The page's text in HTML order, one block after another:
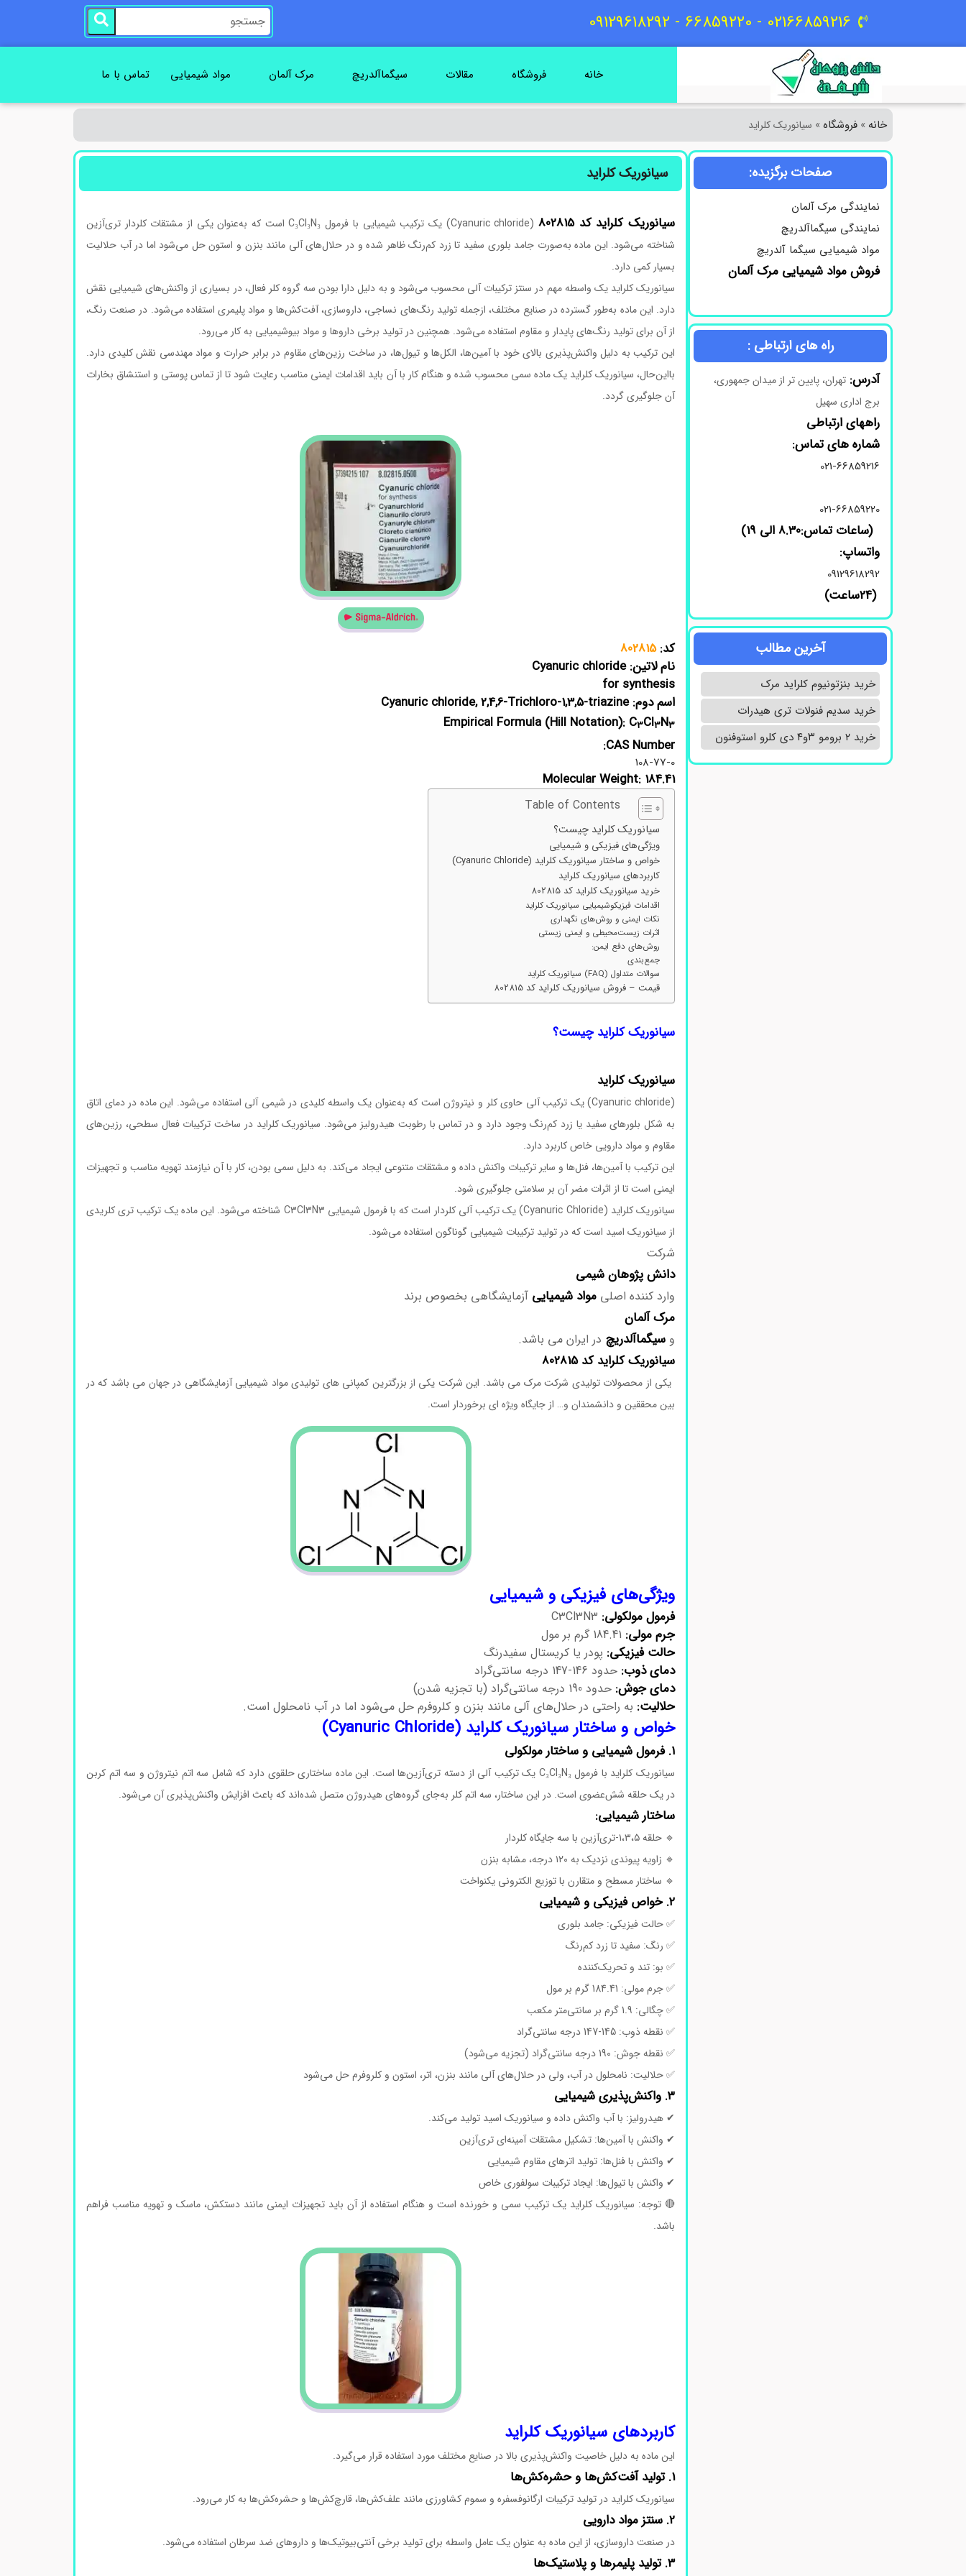
02166859216 - 66859220 - 09129618292
خانه فروشگاه مقالات سیگماآلدریچ مرک آلمان مواد شیمیایی تماس با ما
خانه » فروشگاه» سیانوریک کلراید
صفحات برگزیده:
نمایندگی مرک آلمان
نمایندگی سیگماآلدریچ
مواد شیمیایی سیگما آلدریچ
فروش مواد شیمیایی مرک آلمان
راه های ارتباطی :
آدرس: تهران، پایین تر از میدان جمهوری،
برج اداری سهیل
راههای ارتباطی
شماره های تماس:
021-66859216
021-66859220
(ساعات تماس:8.30 الی 19)
واتساپ:
09129618292
(24ساعت)
آخرین مطالب
خرید بنزتونیوم کلراید مرک
خرید سدیم فنولات تری هیدرات
خرید ۲ برومو ۳و۴ دی‌ کلرو استوفنون
سیانوریک کلراید
سیانوریک کلراید کد 802815
(Cyanuric chloride) یک ترکیب شیمیایی با فرمول C₃Cl₃N₃ است که به‌عنوان یکی از مشتقات کلردار تری‌آزین
شناخته می‌شود. این ماده به‌صورت جامد بلوری سفید تا زرد کم‌رنگ ظاهر شده و در حلال‌های آلی مانند بنزن و استون حل می‌شود اما در آب حلالیت
بسیار کمی دارد.
سیانوریک کلراید یک واسطه مهم در سنتز ترکیبات آلی محسوب می‌شود و به دلیل دارا بودن سه گروه کلر فعال، در بسیاری از واکنش‌های شیمیایی نقش
دارد. این ماده به‌طور گسترده در صنایع مختلف، ازجمله تولید رنگ‌های نساجی، داروسازی، آفت‌کش‌ها و مواد پلیمری استفاده می‌شود. در صنعت رنگ،
از آن برای تولید رنگ‌های پایدار و مقاوم استفاده می‌شود. همچنین در تولید برخی داروها و مواد بیوشیمیایی به کار می‌رود.
این ترکیب به دلیل واکنش‌پذیری بالای خود با آمین‌ها، الکل‌ها و تیول‌ها، در ساخت رزین‌های مقاوم در برابر حرارت و مواد مهندسی نقش کلیدی دارد.
بااین‌حال، سیانوریک کلراید یک ماده سمی محسوب شده و هنگام کار با آن باید اقدامات ایمنی مناسب رعایت شود تا از تماس پوستی و استنشاق بخارات
آن جلوگیری گردد.
کد:802815
نام لاتین: Cyanuric chloride
for synthesis
اسم دوم: Cyanuric chloride, 2,4,6-Trichloro-1,3,5-triazine
Empirical Formula (Hill Notation): C3Cl3N3
CAS Number:
108-77-0
Molecular Weight: 184.41
Table of Contents
سیانوریک کلراید چیست؟
ویژگی‌های فیزیکی و شیمیایی
خواص و ساختار سیانوریک کلراید (Cyanuric Chloride)
کاربردهای سیانوریک کلراید
خرید سیانوریک کلراید کد 802815
اقدامات فیزیکوشیمیایی سیانوریک کلراید
نکات ایمنی و روش‌های نگهداری
اثرات زیست‌محیطی و ایمنی زیستی
روش‌های دفع ایمن:
جمع‌بندی
سوالات متداول (FAQ) سیانوریک کلراید
قیمت – فروش سیانوریک کلراید کد 802815
سیانوریک کلراید چیست؟
سیانوریک کلراید
(Cyanuric chloride) یک ترکیب آلی حاوی کلر و نیتروژن است که به‌عنوان یک واسطه کلیدی در شیمی آلی استفاده می‌شود. این ماده در دمای اتاق
به شکل بلورهای سفید یا زرد کم‌رنگ وجود دارد و در تماس با رطوبت هیدرولیز می‌شود. سیانوریک کلراید در ساخت ترکیبات فعال سطحی، رزین‌های
مقاوم و مواد دارویی خاص کاربرد دارد.
این ترکیب با آمین‌ها، فنل‌ها و سایر ترکیبات واکنش داده و مشتقات متنوعی ایجاد می‌کند. به دلیل سمی بودن، کار با آن نیازمند تهویه مناسب و تجهیزات
ایمنی است تا از اثرات مضر آن بر سلامتی جلوگیری شود.
سیانوریک کلراید (Cyanuric Chloride) یک ترکیب آلی کلردار است که با فرمول شیمیایی C3Cl3N3 شناخته می‌شود. این ماده یک ترکیب تری کلریدی
از سیانوریک اسید است که در تولید ترکیبات شیمیایی گوناگون استفاده می‌شود.
شرکت
دانش پژوهان شیمی
وارد کننده اصلی مواد شیمیایی آزمایشگاهی بخصوص برند
مرکآلمان
و سیگماآلدریچ در ایران می باشد.
سیانوریک کلراید کد 802815
یکی از محصولات تولیدی شرکت مرک می باشد. این شرکت یکی از بزرگترین کمپانی های تولیدی مواد شیمیایی آزمایشگاهی در جهان می باشد که در
بین محققین و دانشمندان و… از جایگاه ویژه ای برخوردار است.
ویژگی‌های فیزیکی و شیمیایی
فرمول مولکولی:
جرم مولی:
حالت فیزیکی: پودر یا کریستال سفیدرنگ
دمای ذوب: حدود 146-147 درجه سانتی‌گراد
دمای جوش: حدود 190 درجه سانتی‌گراد (با تجزیه شدن)
حلالیت: به راحتی در حلال‌های آلی مانند بنزن و کلروفرم حل می‌شود اما در آب نامحلول است.
خواص و ساختار سیانوریک کلراید (Cyanuric Chloride)
۱. فرمول شیمیایی و ساختار مولکولی
سیانوریک کلراید با فرمول C₃Cl₃N₃ یک ترکیب آلی از دسته تری‌آزین‌ها است. این ماده ساختاری حلقوی دارد که شامل سه اتم نیتروژن و سه اتم کربن
در یک حلقه شش‌عضوی است. در این ساختار، سه اتم کلر به‌جای گروه‌های هیدروژن متصل شده‌اند که باعث افزایش واکنش‌پذیری آن می‌شود.
ساختار شیمیایی:
🔹 حلقه ۱،۳،۵-تری‌آزین با سه جایگاه کلردار
🔹 زاویه پیوندی نزدیک به ۱۲۰ درجه، مشابه بنزن
🔹 ساختار مسطح و متقارن با توزیع الکترونی یکنواخت
۲. خواص فیزیکی و شیمیایی
✅ حالت فیزیکی: جامد بلوری
✅ رنگ: سفید تا زرد کم‌رنگ
✅ بو: تند و تحریک‌کننده
✅ جرم مولی: 184.41 گرم بر مول
✅ چگالی: 1.9 گرم بر سانتی‌متر مکعب
✅ نقطه ذوب: 145-147 درجه سانتی‌گراد
✅ نقطه جوش: 190 درجه سانتی‌گراد (تجزیه می‌شود)
✅ حلالیت: نامحلول در آب، ولی در حلال‌های آلی مانند بنزن، اتر، استون و کلروفرم حل می‌شود
۳. واکنش‌پذیری شیمیایی
✔ هیدرولیز: با آب واکنش داده و سیانوریک اسید تولید می‌کند.
✔ واکنش با آمین‌ها: تشکیل مشتقات آمینه‌ای تری‌آزین
✔ واکنش با فنل‌ها: تولید اترهای مقاوم شیمیایی
✔ واکنش با تیول‌ها: ایجاد ترکیبات سولفوری خاص
🔴 توجه: سیانوریک کلراید یک ترکیب سمی و خورنده است و هنگام استفاده از آن باید تجهیزات ایمنی مانند دستکش، ماسک و تهویه مناسب فراهم
باشد.
کاربردهای سیانوریک کلراید
این ماده به دلیل خاصیت واکنش‌پذیری بالا در صنایع مختلف مورد استفاده قرار می‌گیرد.
1. تولید آفت‌کش‌ها و حشره‌کش‌ها
سیانوریک کلراید در تولید ترکیبات ارگانوفسفره و سموم کشاورزی مانند علف‌کش‌ها، قارچ‌کش‌ها و حشره‌کش‌ها به کار می‌رود.
2. سنتز مواد دارویی
در صنعت داروسازی، از این ماده به عنوان یک عامل واسطه برای تولید برخی آنتی‌بیوتیک‌ها و داروهای ضد سرطان استفاده می‌شود.
3. تولید پلیمرها و پلاستیک‌ها